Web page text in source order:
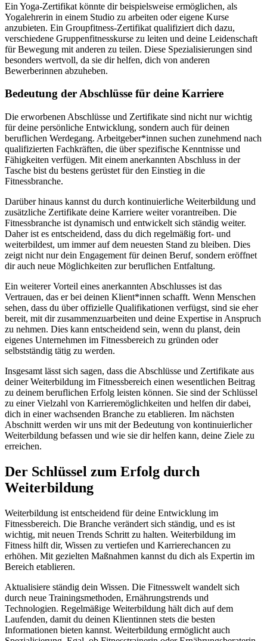
Ein Yoga-Zertifikat könnte dir beispielsweise ermöglichen, als
Yogalehrerin in einem Studio zu arbeiten oder eigene Kurse
anzubieten. Ein Groupfitness-Zertifikat qualifiziert dich dazu,
verschiedene Gruppenfitnesskurse zu leiten und deine Leidenschaft
für Bewegung mit anderen zu teilen. Diese Spezialisierungen sind
besonders wertvoll, da sie dir helfen, dich von anderen
Bewerberinnen abzuheben.
Bedeutung der Abschlüsse für deine Karriere
Die erworbenen Abschlüsse und Zertifikate sind nicht nur wichtig
für deine persönliche Entwicklung, sondern auch für deinen
beruflichen Werdegang. Arbeitgeber*innen suchen zunehmend nach
qualifizierten Fachkräften, die über spezifische Kenntnisse und
Fähigkeiten verfügen. Mit einem anerkannten Abschluss in der
Tasche bist du bestens gerüstet für den Einstieg in die
Fitnessbranche.
Darüber hinaus kannst du durch kontinuierliche Weiterbildung und
zusätzliche Zertifikate deine Karriere weiter vorantreiben. Die
Fitnessbranche ist dynamisch und entwickelt sich ständig weiter.
Daher ist es entscheidend, dass du dich regelmäßig fort- und
weiterbildest, um immer auf dem neuesten Stand zu bleiben. Dies
zeigt nicht nur dein Engagement für deinen Beruf, sondern eröffnet
dir auch neue Möglichkeiten zur beruflichen Entfaltung.
Ein weiterer Vorteil eines anerkannten Abschlusses ist das
Vertrauen, das er bei deinen Klient*innen schafft. Wenn Menschen
sehen, dass du über offizielle Qualifikationen verfügst, sind sie eher
bereit, mit dir zusammenzuarbeiten und deine Expertise in Anspruch
zu nehmen. Dies kann entscheidend sein, wenn du planst, dein
eigenes Unternehmen im Fitnessbereich zu gründen oder
selbstständig tätig zu werden.
Insgesamt lässt sich sagen, dass die Abschlüsse und Zertifikate aus
deiner Weiterbildung im Fitnessbereich einen wesentlichen Beitrag
zu deinem beruflichen Erfolg leisten können. Sie sind der Schlüssel
zu einer Vielzahl von Karrieremöglichkeiten und helfen dir dabei,
dich in einer wachsenden Branche zu etablieren. Im nächsten
Abschnitt werden wir uns mit der Bedeutung von kontinuierlicher
Weiterbildung befassen und wie sie dir helfen kann, deine Ziele zu
erreichen.
Der Schlüssel zum Erfolg durch
Weiterbildung
Weiterbildung ist entscheidend für deine Entwicklung im
Fitnessbereich. Die Branche verändert sich ständig, und es ist
wichtig, mit neuen Trends Schritt zu halten. Weiterbildung im
Fitness hilft dir, Wissen zu vertiefen und Karrierechancen zu
erhöhen. Mit gezielten Maßnahmen kannst du dich als Expertin im
Bereich etablieren.
Aktualisiere ständig dein Wissen. Die Fitnesswelt wandelt sich
durch neue Trainingsmethoden, Ernährungstrends und
Technologien. Regelmäßige Weiterbildung hält dich auf dem
Laufenden, damit du deinen Klientinnen stets die besten
Informationen bieten kannst. Weiterbildung ermöglicht auch